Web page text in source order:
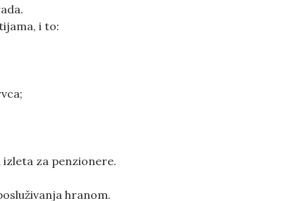
i to:
za penzionere.
hranom.